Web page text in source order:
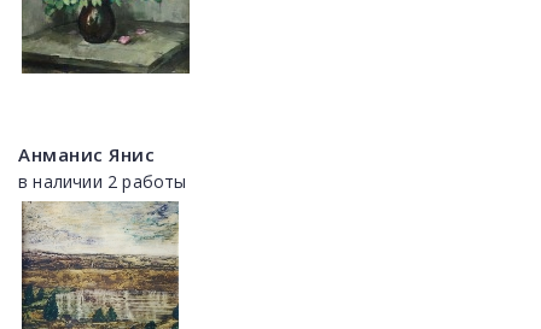
Анманис Янис
в наличии 2 работы